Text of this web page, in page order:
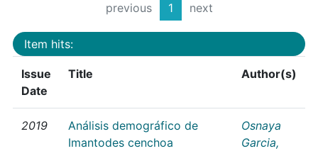
previous 1 next
Item hits:
Issue
Date
Title Author(s)
2019
Análisis demográfico de
Imantodes cenchoa
Osnaya
Garcia,